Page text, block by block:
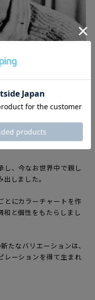
）は、フィンランドを
し、今なお世界中で親し
しました。
とにカラーチャートを作
和と個性をもたらしまし
たなバリエーションは、
レーションを得て生まれ